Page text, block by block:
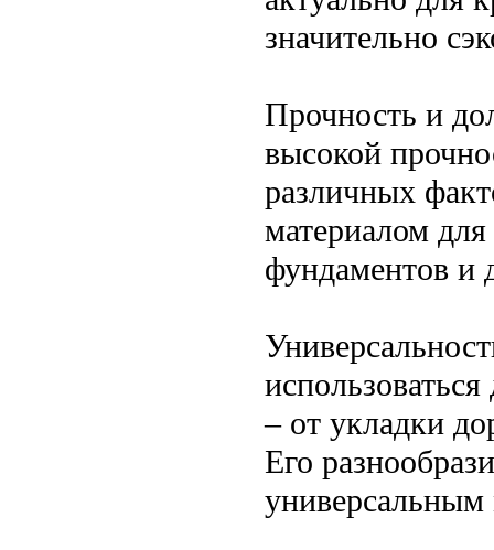
значительно
Прочность и
высокой
различных
материалом
фундаментов и
– от укладки
Его